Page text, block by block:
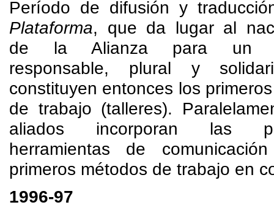
Período de difusión y
Plataforma, que da lugar al
de la Alianza para un
responsable, plural y
constituyen entonces los
de trabajo (talleres).
aliados incorporan las
herramientas de
primeros métodos de trabajo en
1996-97